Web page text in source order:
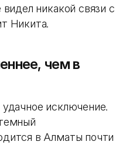
никакой связи с
Никита.
чем в
исключение.
в Алматы почти